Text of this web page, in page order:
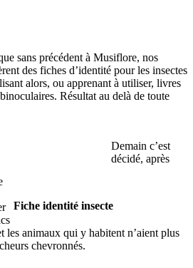
sans précédent à Musiflore, nos
des fiches d’identité pour les insectes
alors, ou apprenant à utiliser, livres
Résultat au delà de toute
Fiche identité insecte
Demain c’est
décidé, après
les animaux qui y habitent n’aient plus
chevronnés.